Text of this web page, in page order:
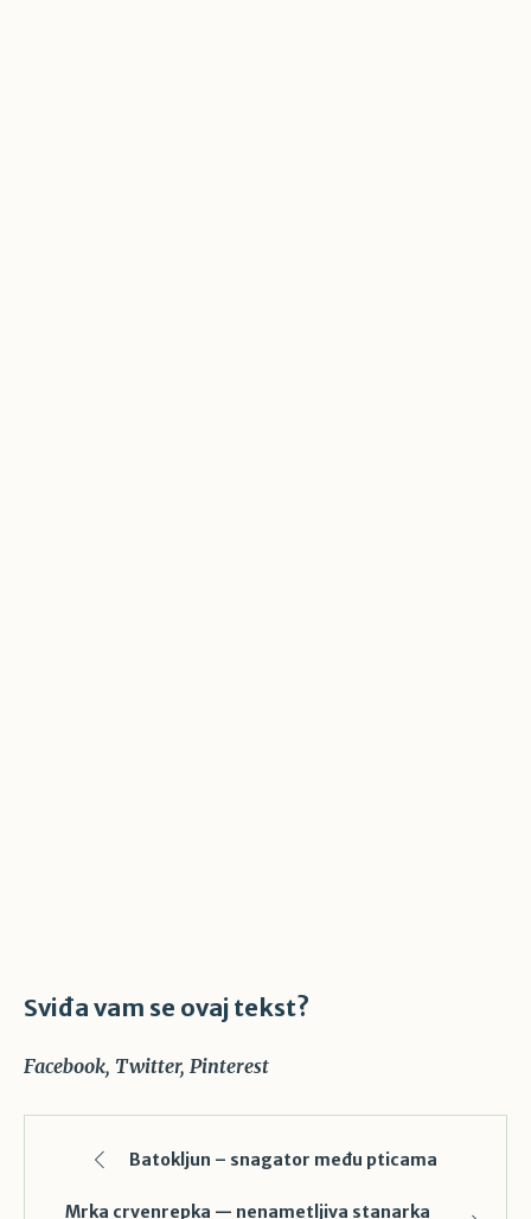
Sviđa vam se ovaj tekst?
Facebook Twitter Pinterest
Batokljun – snagator među pticama
Mrka crvenrepka — nenametljiva stanarka